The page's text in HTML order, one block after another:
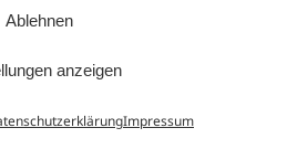
Ablehnen
anzeigen
Impressum
Umfeld um: Gibt es
die genau das
Du angehen willst?
Netzwerktreffen oder